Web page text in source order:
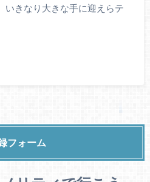
いきなり大きな手に迎えらテ
フォーム